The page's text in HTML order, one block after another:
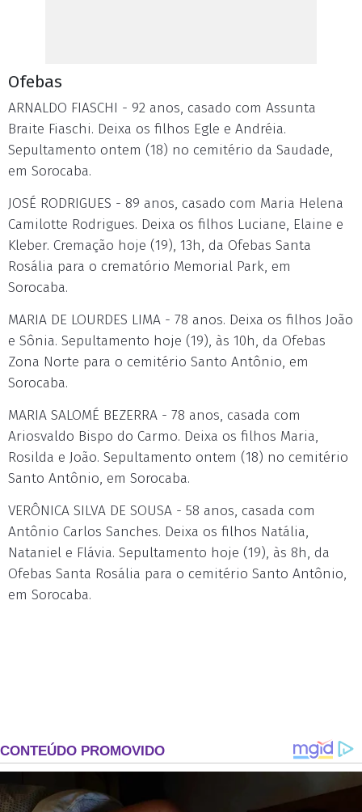
Ofebas
ARNALDO FIASCHI - 92 anos, casado com Assunta
Braite Fiaschi. Deixa os filhos Egle e Andréia.
Sepultamento ontem (18) no cemitério da Saudade,
em Sorocaba.
JOSÉ RODRIGUES - 89 anos, casado com Maria Helena
Camilotte Rodrigues. Deixa os filhos Luciane, Elaine e
Kleber. Cremação hoje (19), 13h, da Ofebas Santa
Rosália para o crematório Memorial Park, em
Sorocaba.
MARIA DE LOURDES LIMA - 78 anos. Deixa os filhos João
e Sônia. Sepultamento hoje (19), às 10h, da Ofebas
Zona Norte para o cemitério Santo Antônio, em
Sorocaba.
MARIA SALOMÉ BEZERRA - 78 anos, casada com
Ariosvaldo Bispo do Carmo. Deixa os filhos Maria,
Rosilda e João. Sepultamento ontem (18) no cemitério
Santo Antônio, em Sorocaba.
VERÔNICA SILVA DE SOUSA - 58 anos, casada com
Antônio Carlos Sanches. Deixa os filhos Natália,
Nataniel e Flávia. Sepultamento hoje (19), às 8h, da
Ofebas Santa Rosália para o cemitério Santo Antônio,
em Sorocaba.